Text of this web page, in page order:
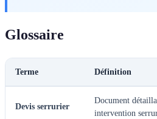
Glossaire
Terme Définition
Devis serrurier
Document
intervention